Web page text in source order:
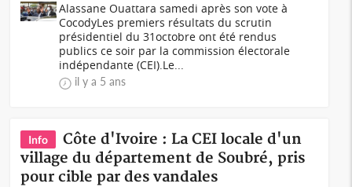
Alassane Ouattara samedi après son vote à
CocodyLes premiers résultats du scrutin
présidentiel du 31octobre ont été rendus
publics ce soir par la commission électorale
indépendante (CEI).Le...
il y a 5 ans
Info
Côte d'Ivoire : La CEI locale d'un
village du département de Soubré, pris
pour cible par des vandales